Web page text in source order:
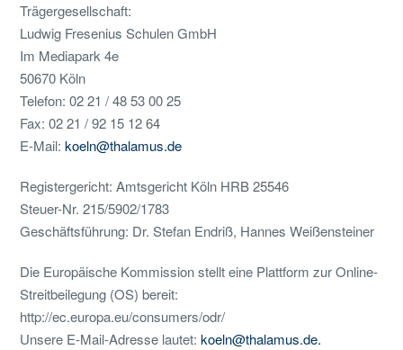
Trägergesellschaft:
Ludwig Fresenius Schulen GmbH
Im Mediapark 4e
50670 Köln
Telefon: 02 21 / 48 53 00 25
Fax: 02 21 / 92 15 12 64
E-Mail:koeln@thalamus.de
Registergericht: Amtsgericht Köln HRB 25546
Steuer-Nr. 215/5902/1783
Geschäftsführung: Dr. Stefan Endriß, Hannes Weißensteiner
Die Europäische Kommission stellt eine Plattform zur Online-
Streitbeilegung (OS) bereit:
http://ec.europa.eu/consumers/odr/
Unsere E-Mail-Adresse lautet:koeln@thalamus.de.